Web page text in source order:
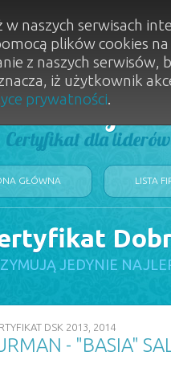
Dobry
Certyfikat dla
GŁÓWNA LISTA
JEDYNIE
DSK 2013, 2014
- "BASIA"
w naszych serwisach
plików cookies
z naszych
iż użytkownik
prywatności.